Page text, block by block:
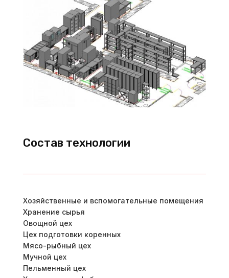
Состав технологии
Хозяйственные и вспомогательные помещения
Хранение сырья
Овощной цех
Цех подготовки коренных
Мясо-рыбный цех
Мучной цех
Пельменный цех